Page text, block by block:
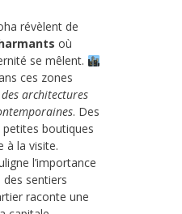
révèlent de
où
se mêlent.
ces zones
des architectures
. Des
boutiques
à la visite.
l’importance
des sentiers
raconte une